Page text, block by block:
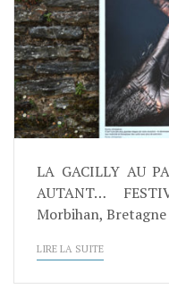
LA GACILLY AU
AUTANT…
Morbihan,
LIRE LA SUITE